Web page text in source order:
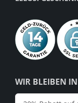
WIR BLEIBEN